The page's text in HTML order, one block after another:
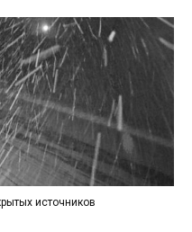
источников